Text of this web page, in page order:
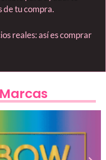
de tu compra.
reales: así es comprar